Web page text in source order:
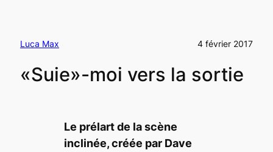
Luca Max 4 février 2017
«Suie»-moi vers la sortie
Le prélart de la scène
inclinée, créée par Dave